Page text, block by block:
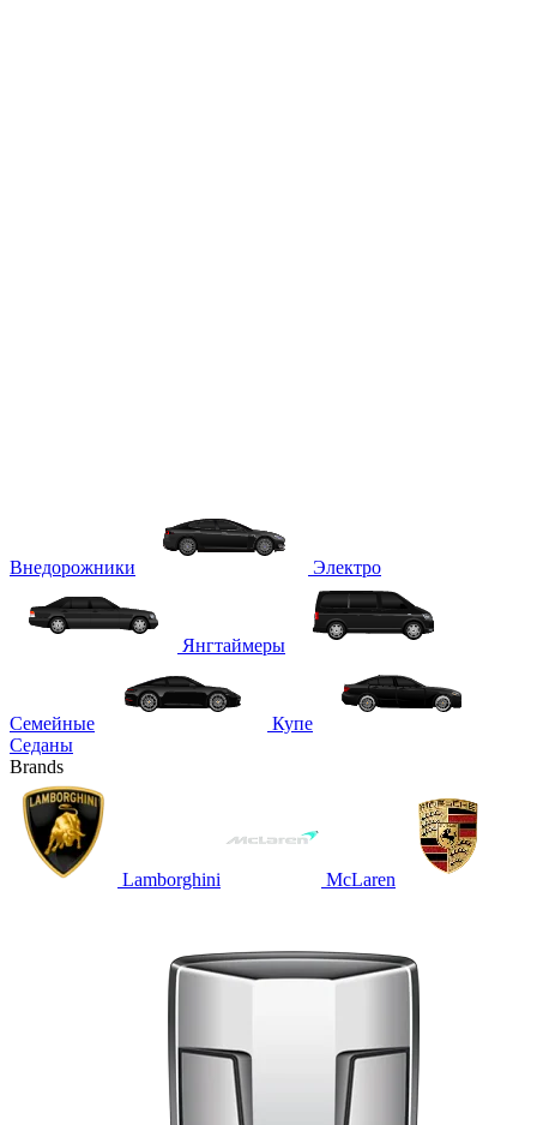
Внедорожники Электро
Янгтаймеры
Семейные
Купе
Седаны
Brands
Lamborghini McLaren